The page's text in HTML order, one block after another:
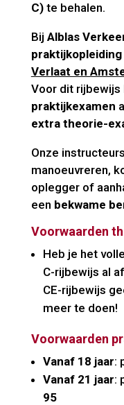
C)te behalen.
Bij Alblas
praktijkopleiding
Verlaat en
Voor dit rijbewijs
praktijkexamen
extra theorie-
Onze
manoeuvreren,
oplegger of
een bekwame
Voorwaarden
Heb je het
C-rijbewijs al
CE-rijbewijs
meer te doen!
Voorwaarden
Vanaf 18 jaar:
Vanaf 21 jaar:
95